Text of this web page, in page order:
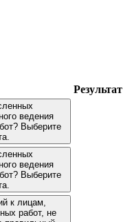
Результат
ведения
Выберите
ведения
Выберите
к лицам,
работ, не